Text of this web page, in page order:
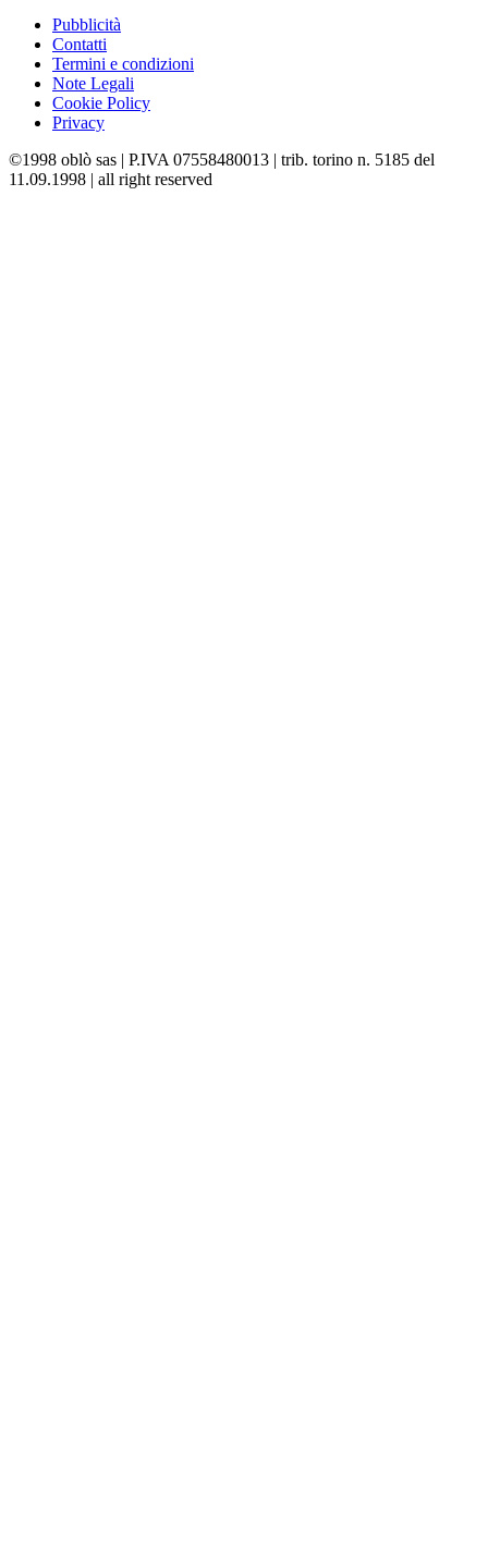
Pubblicità
Contatti
Termini e condizioni
Note Legali
Cookie Policy
Privacy
©1998 oblò sas | P.IVA 07558480013 | trib. torino n. 5185 del
11.09.1998 | all right reserved